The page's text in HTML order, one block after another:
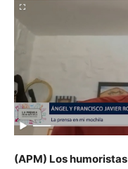
(APM) Los